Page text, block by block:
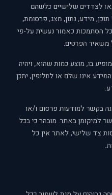
או לצדדים שלישיים כלשהם
מידע, נתון, מצג, פרסומת,
כל הסתמכות כאמור נעשית על-פי
משאיר הפרטים.
בו, מוצע כמות שהוא, ויהיה
אינו שלם או לחלופין, יתכן
בקשר למודעות פרסום ו/או
למיקומן באתר. מובהר כי בכל
צד שלישי, לאתר אין כל